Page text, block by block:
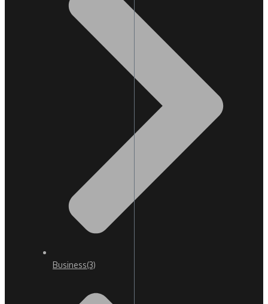
Business(3)